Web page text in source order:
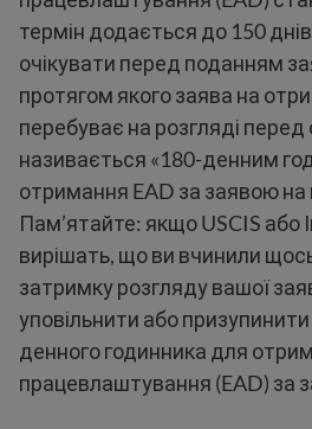
термін додається до 150
очікувати перед поданням
протягом якого заява на
перебуває на розгляді
називається «180-денним
отримання EAD за заявою на
Пам’ятайте: якщо USCIS або
вирішать, що ви вчинили
затримку розгляду вашої
уповільнити або
денного годинника для
працевлаштування (EAD) за